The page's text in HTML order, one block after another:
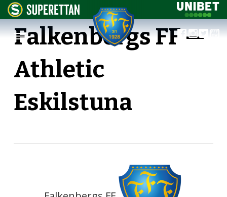
Falkenbergs FF —
Athletic
Eskilstuna